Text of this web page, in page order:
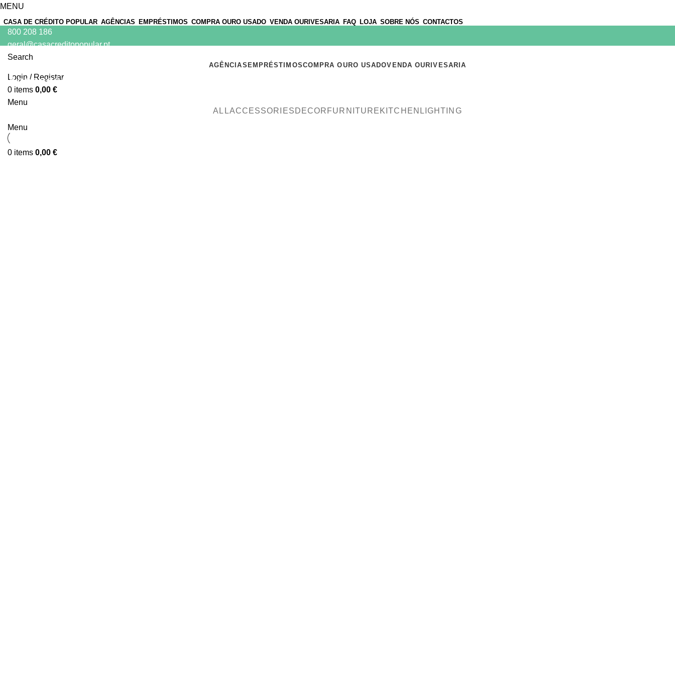
MENU
CASA DE CRÉDITO POPULAR AGÊNCIAS EMPRÉSTIMOS COMPRA OURO USADO VENDA OURIVESARIA FAQ LOJA SOBRE NÓS CONTACTOS
800 208 186
geral@casacreditopopular.pt
Search
AGÊNCIASEMPRÉSTIMOSCOMPRA OURO USADOVENDA OURIVESARIA
Login / Registar
0 items 0,00 €
Menu
Pedir Avaliação
Menu
0 items 0,00 €
Accessories
ALLACCESSORIES DECOR FURNITURE KITCHEN LIGHTING